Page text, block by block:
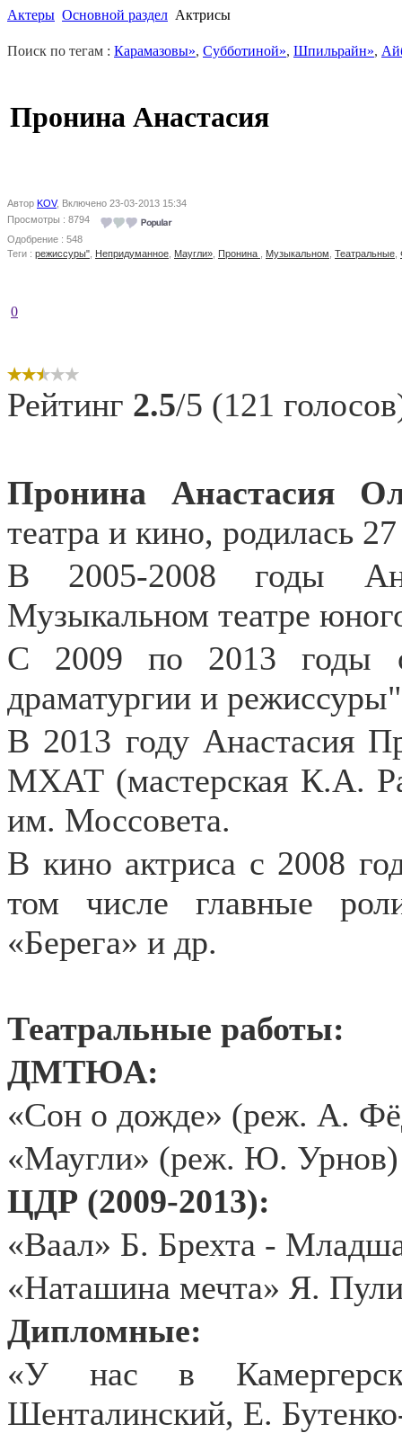
Актеры Основной раздел Актрисы
Поиск по тегам : Карамазовы», Субботиной», Шпильрайн»,
Пронина Анастасия
Автор KOV, Включено 23-03-2013 15:34
Просмотры : 8794
Одобрение : 548
Теги : режиссуры" Непридуманное Маугли» Пронина Музыкальном Театральные
0
Рейтинг 2.5/5 (121
Пронина Анастасия
театра и кино, родилась
В 2005-2008 годы
Музыкальном театре
С 2009 по 2013 годы
драматургии и
В 2013 году Анастасия
МХАТ (мастерская К.А.
им. Моссовета.
В кино актриса с 2008
том числе главные
«Берега» и др.
Театральные работы:
ДМТЮА:
«Сон о дожде» (реж. А.
«Маугли» (реж. Ю. Урнов)
ЦДР (2009-2013):
«Ваал» Б. Брехта -
«Наташина мечта» Я.
Дипломные:
«У нас в
Шенталинский, Е.